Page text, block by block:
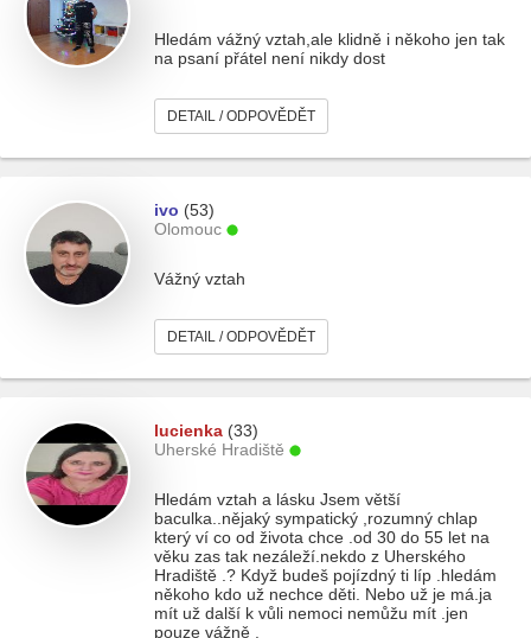
Hledám vážný vztah,ale klidně i někoho jen tak
na psaní přátel není nikdy dost
DETAIL / ODPOVĚDĚT
ivo (53)
Olomouc
Vážný vztah
DETAIL / ODPOVĚDĚT
lucienka (33)
Uherské Hradiště
Hledám vztah a lásku Jsem větší
baculka..nějaký sympatický ,rozumný chlap
který ví co od života chce .od 30 do 55 let na
věku zas tak nezáleží.nekdo z Uherského
Hradiště .? Když budeš pojízdný ti líp .hledám
někoho kdo už nechce děti. Nebo už je má.ja
mít už další k vůli nemoci nemůžu mít .jen
pouze vážně .